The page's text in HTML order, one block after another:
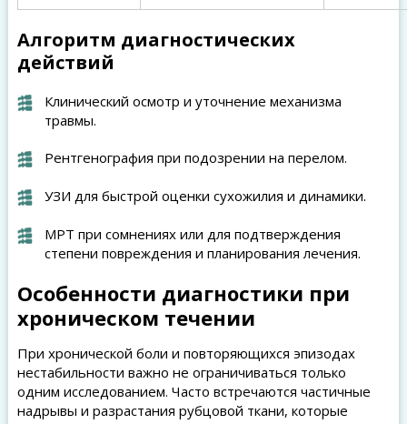
Алгоритм диагностических
действий
Клинический осмотр и уточнение механизма
травмы.
Рентгенография при подозрении на перелом.
УЗИ для быстрой оценки сухожилия и динамики.
МРТ при сомнениях или для подтверждения
степени повреждения и планирования лечения.
Особенности диагностики при
хроническом течении
При хронической боли и повторяющихся эпизодах
нестабильности важно не ограничиваться только
одним исследованием. Часто встречаются частичные
надрывы и разрастания рубцовой ткани, которые